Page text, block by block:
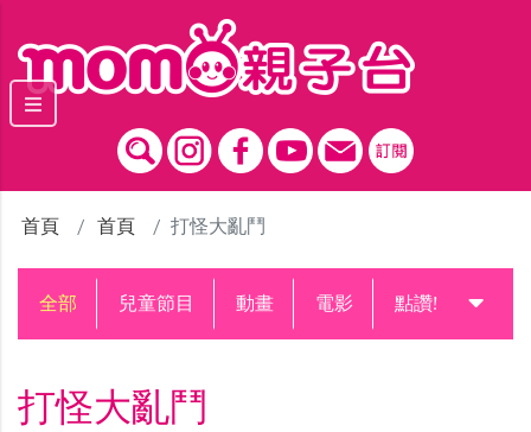
首頁 首頁 打怪大亂鬥
全部 兒童節目 動畫 電影 點讚!升級中
打怪大亂鬥